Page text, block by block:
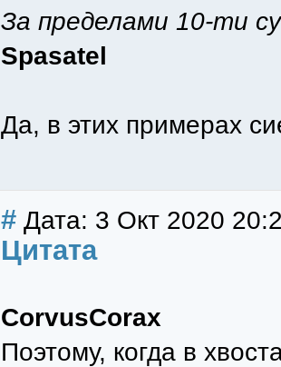
За пределами 10-ти
Spasatel
Да, в этих примерах
# Дата: 3 Окт 2020
Цитата
CorvusCorax
Поэтому, когда в